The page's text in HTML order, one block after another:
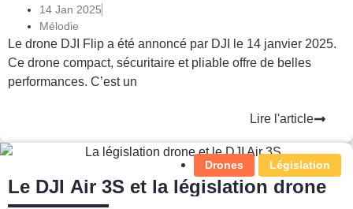
14 Jan 2025
Mélodie
Le drone DJI Flip a été annoncé par DJI le 14 janvier 2025.
Ce drone compact, sécuritaire et pliable offre de belles
performances. C’est un
Lire l'article
Drones Législation
Le DJI Air 3S et la législation drone